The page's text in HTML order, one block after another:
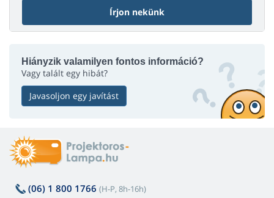
Írjon nekünk
Hiányzik valamilyen fontos információ?
Vagy talált egy hibát?
Javasoljon egy javítást
(06) 1 800 1766 (H-P, 8h-16h)